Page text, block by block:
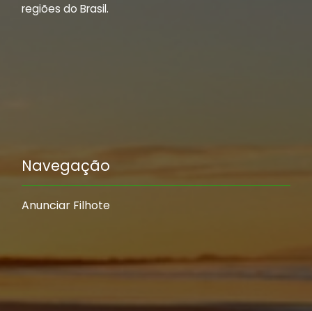
regiões do Brasil.
Navegação
Anunciar Filhote